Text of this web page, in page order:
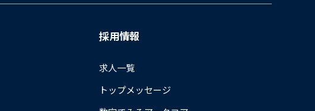
採用情報
求人一覧
トップメッセージ